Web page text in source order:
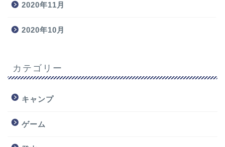
2020年11月
2020年10月
カテゴリー
キャンプ
ゲーム